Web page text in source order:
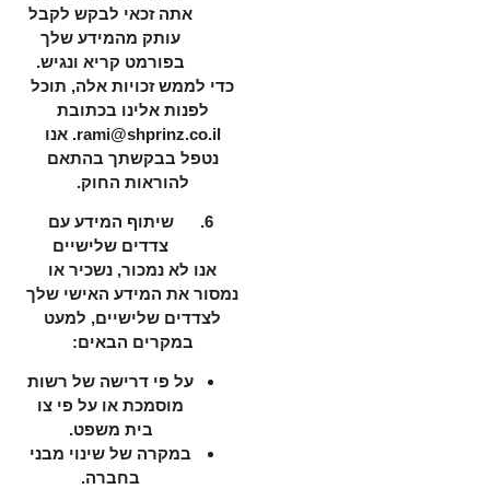
אתה זכאי לבקש לקבל
עותק מהמידע שלך
בפורמט קריא ונגיש.
כדי לממש זכויות אלה, תוכל
לפנות אלינו בכתובת
rami@shprinz.co.il. אנו
נטפל בבקשתך בהתאם
להוראות החוק.
שיתוף המידע עם
צדדים שלישיים
אנו לא נמכור, נשכיר או
נמסור את המידע האישי שלך
לצדדים שלישיים, למעט
במקרים הבאים:
על פי דרישה של רשות
מוסמכת או על פי צו
בית משפט.
במקרה של שינוי מבני
בחברה.